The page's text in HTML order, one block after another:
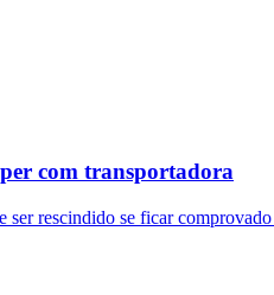
com transportadora
rescindido se ficar